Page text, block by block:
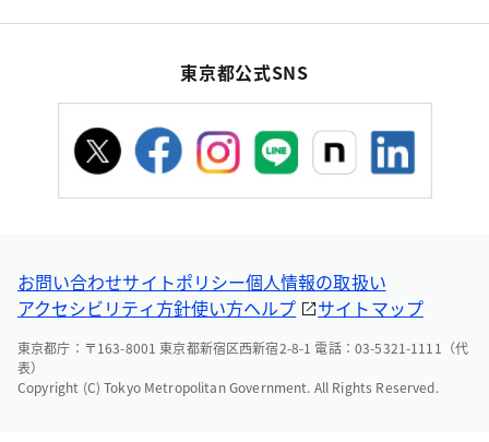
東京都公式SNS
お問い合わせサイトポリシー個人情報の取扱い
アクセシビリティ方針使い方ヘルプ サイトマップ
東京都庁：〒163-8001 東京都新宿区西新宿2-8-1 電話：03-5321-1111（代
表）
Copyright (C) Tokyo Metropolitan Government. All Rights Reserved.